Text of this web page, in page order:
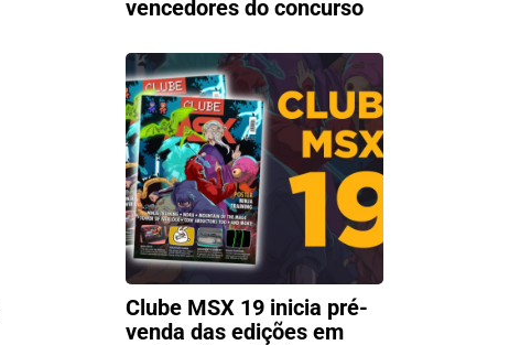
vencedores do concurso
Clube MSX 19 inicia pré-
venda das edições em